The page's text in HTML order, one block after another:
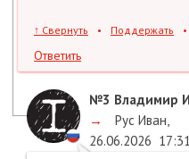
↑ Свернуть • Поддержать •
Ответить
№3 Владимир
→
Рус Иван
26.06.2026 17:31